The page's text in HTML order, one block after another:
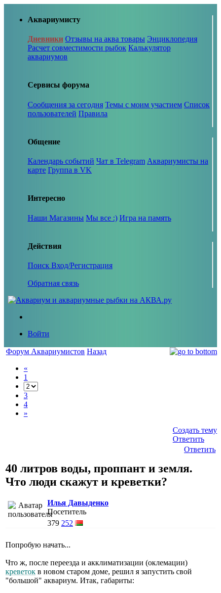
Аквариумисту
Дневники Отзывы на аква товары Энциклопедия
Расчет совместимости рыбок Калькулятор
аквариумов
Сервисы форума
Сообщения за сегодня Темы с моим участием Список
пользователей Правила
Общение
Календарь событий Чат в Telegram Аквариумисты на
карте Группа в VK
Интересно
Наши Магазины Мы все :) Игра на память
Действия
Поиск Вход/Регистрация
Обратная связь
Войти
Форум Аквариумистов Назад
«
1
3
4
»
Создать тему
Ответить
Ответить
40 литров воды, проппант и земля.
Что люди скажут и креветки?
Илья Давыденко
Посетитель
379 252
Попробую начать...
Что ж, после переезда и акклиматизации (оклемации)
креветок в новом старом доме, решил я запустить свой
"большой" аквариум. Итак, габариты: